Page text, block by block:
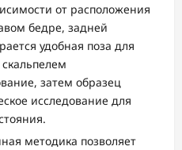
от расположения
бедре, задней
удобная поза для
затем образец
исследование для
методика позволяет